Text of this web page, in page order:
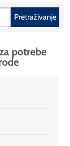
Pretraživanje
potrebe